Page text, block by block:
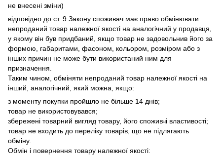
не внесені зміни)
відповідно до ст. 9 Закону споживач має право обмінювати
непроданий товар належної якості на аналогічний у продавця,
у якому він був придбаний, якщо товар не задовольнив його за
формою, габаритами, фасоном, кольором, розміром або з
інших причин не може бути використаний ним для
призначення.
Таким чином, обміняти непроданий товар належної якості на
інший, аналогічний, який можна, якщо:
з моменту покупки пройшло не більше 14 днів;
товар не використовувався;
збережені товарний вигляд товару, його споживчі властивості;
товар не входить до переліку товарів, що не підлягають
обміну.
Обмін і повернення товару належної якості: